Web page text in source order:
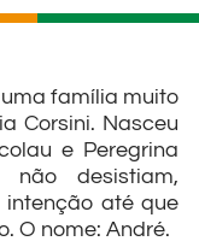
família muito
Corsini. Nasceu
e Peregrina
desistiam,
intenção até que
O nome: André.